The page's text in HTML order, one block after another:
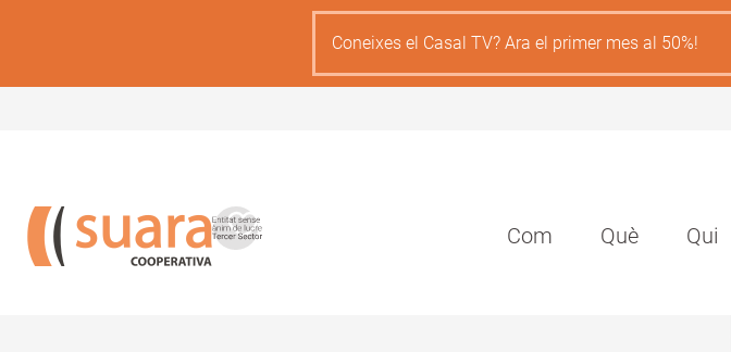
content
Coneixes el Casal TV? Ara el primer mes al 50%!
Navegación
principal
Com Què Qui